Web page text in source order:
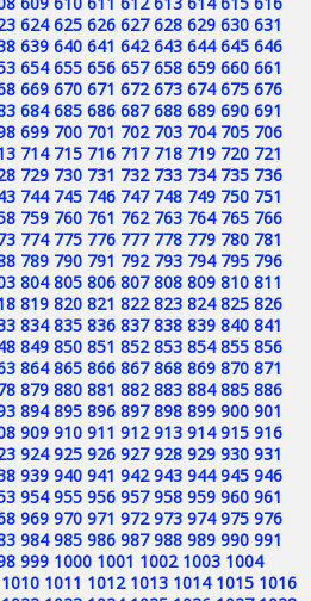
624 625 626 627 628 629 630 631
639 640 641 642 643 644 645 646
654 655 656 657 658 659 660 661
669 670 671 672 673 674 675 676
684 685 686 687 688 689 690 691
699 700 701 702 703 704 705 706
714 715 716 717 718 719 720 721
729 730 731 732 733 734 735 736
744 745 746 747 748 749 750 751
759 760 761 762 763 764 765 766
774 775 776 777 778 779 780 781
789 790 791 792 793 794 795 796
804 805 806 807 808 809 810 811
819 820 821 822 823 824 825 826
834 835 836 837 838 839 840 841
849 850 851 852 853 854 855 856
864 865 866 867 868 869 870 871
879 880 881 882 883 884 885 886
894 895 896 897 898 899 900 901
909 910 911 912 913 914 915 916
924 925 926 927 928 929 930 931
939 940 941 942 943 944 945 946
954 955 956 957 958 959 960 961
969 970 971 972 973 974 975 976
984 985 986 987 988 989 990 991
999 1000 1001 1002 1003 1004
1010 1011 1012 1013 1014 1015 1016